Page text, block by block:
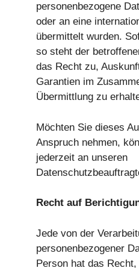
personenbezogene
oder an eine
übermittelt wurden.
so steht der
das Recht zu,
Garantien im
Übermittlung zu
Möchten Sie dieses
Anspruch nehmen,
jederzeit an unseren
Recht auf
Jede von der
personenbezogener
Person hat das